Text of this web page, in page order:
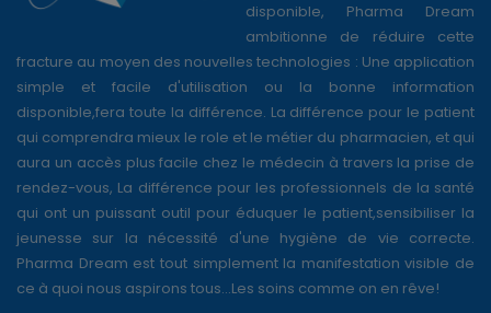
disponible, Pharma Dream
ambitionne de réduire cette
fracture au moyen des nouvelles technologies : Une application
simple et facile d'utilisation ou la bonne information
disponible,fera toute la différence. La différence pour le patient
qui comprendra mieux le role et le métier du pharmacien, et qui
aura un accès plus facile chez le médecin à travers la prise de
rendez-vous, La différence pour les professionnels de la santé
qui ont un puissant outil pour éduquer le patient,sensibiliser la
jeunesse sur la nécessité d'une hygiène de vie correcte.
Pharma Dream est tout simplement la manifestation visible de
ce à quoi nous aspirons tous...Les soins comme on en rêve!